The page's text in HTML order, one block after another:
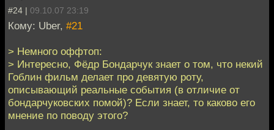
#24 | 09.10.07 23:19
Кому: Uber, #21
> Немного оффтоп:
> Интересно, Фёдр Бондарчук знает о том, что некий
Гоблин фильм делает про девятую роту,
описывающий реальные события (в отличие от
бондарчуковских помой)? Если знает, то каково его
мнение по поводу этого?